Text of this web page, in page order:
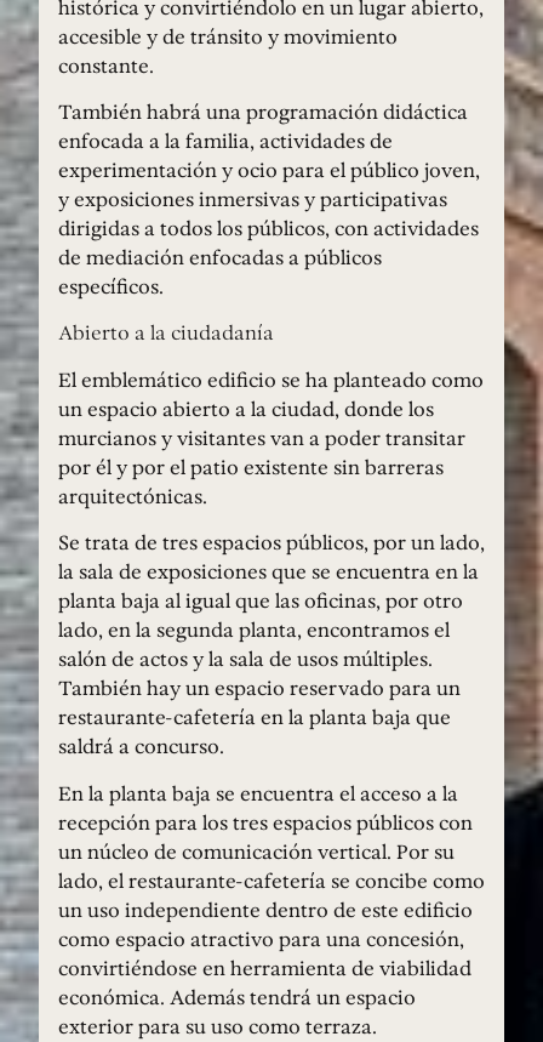
histórica y convirtiéndolo en un lugar abierto,
accesible y de tránsito y movimiento
constante.
También habrá una programación didáctica
enfocada a la familia, actividades de
experimentación y ocio para el público joven,
y exposiciones inmersivas y participativas
dirigidas a todos los públicos, con actividades
de mediación enfocadas a públicos
específicos.
Abierto a la ciudadanía
El emblemático edificio se ha planteado como
un espacio abierto a la ciudad, donde los
murcianos y visitantes van a poder transitar
por él y por el patio existente sin barreras
arquitectónicas.
Se trata de tres espacios públicos, por un lado,
la sala de exposiciones que se encuentra en la
planta baja al igual que las oficinas, por otro
lado, en la segunda planta, encontramos el
salón de actos y la sala de usos múltiples.
También hay un espacio reservado para un
restaurante-cafetería en la planta baja que
saldrá a concurso.
En la planta baja se encuentra el acceso a la
recepción para los tres espacios públicos con
un núcleo de comunicación vertical. Por su
lado, el restaurante-cafetería se concibe como
un uso independiente dentro de este edificio
como espacio atractivo para una concesión,
convirtiéndose en herramienta de viabilidad
económica. Además tendrá un espacio
exterior para su uso como terraza.